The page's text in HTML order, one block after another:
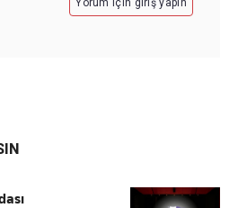
Yorum için giriş yapın